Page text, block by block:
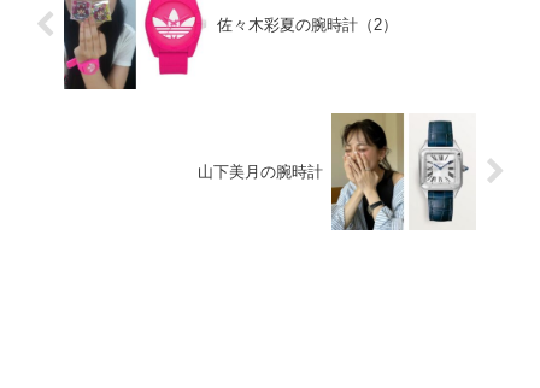
佐々木彩夏の腕時計（2）
山下美月の腕時計